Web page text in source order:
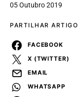
05 Outubro 2019
PARTILHAR ARTIGO
FACEBOOK
X (TWITTER)
EMAIL
WHATSAPP